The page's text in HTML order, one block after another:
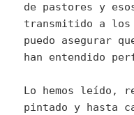
de pastores y
transmitido a los
puedo asegurar
han entendido
Lo hemos leído,
pintado y hasta